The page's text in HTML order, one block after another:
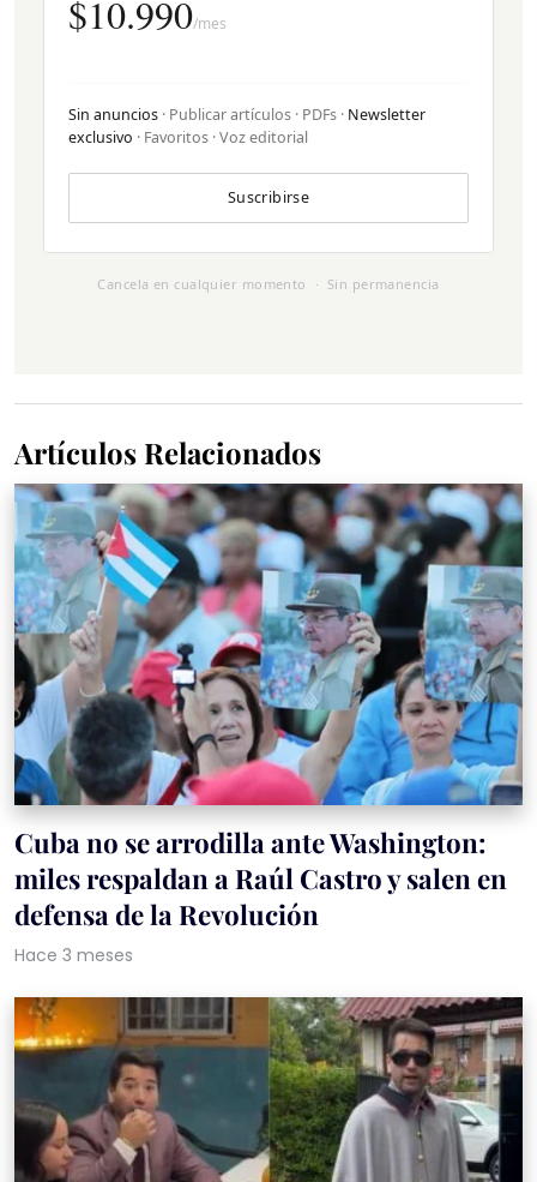
$10.990/mes
Sin anuncios · Publicar artículos · PDFs · Newsletter
exclusivo · Favoritos · Voz editorial
Suscribirse
Cancela en cualquier momento · Sin permanencia
Artículos Relacionados
Cuba no se arrodilla ante Washington:
miles respaldan a Raúl Castro y salen en
defensa de la Revolución
Hace 3 meses